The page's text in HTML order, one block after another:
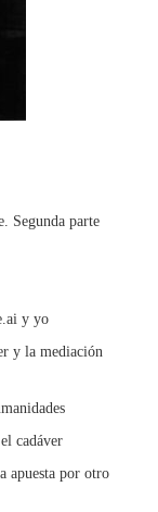
Segunda parte
y yo
y la mediación
cadáver
apuesta por otro